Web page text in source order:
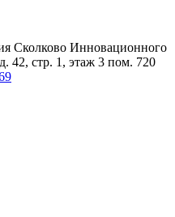
Сколково Инновационного
42, стр. 1, этаж 3 пом. 720